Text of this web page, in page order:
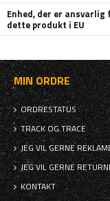
Enhed, der er ansvarlig
dette produkt i EU
MIN ORDRE
ORDRESTATUS
TRACK OG TRACE
JEG VIL GERNE
JEG VIL GERNE
KONTAKT